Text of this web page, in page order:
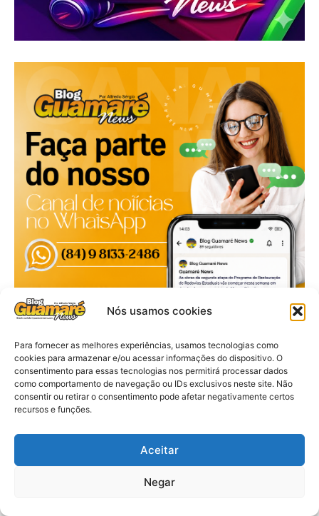
Nós usamos cookies
Para fornecer as melhores experiências, usamos tecnologias como
cookies para armazenar e/ou acessar informações do dispositivo. O
consentimento para essas tecnologias nos permitirá processar dados
como comportamento de navegação ou IDs exclusivos neste site. Não
consentir ou retirar o consentimento pode afetar negativamente certos
recursos e funções.
Aceitar
Negar